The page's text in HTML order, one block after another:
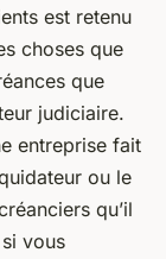
est retenu
choses que
que
judiciaire.
entreprise fait
ou le
qu’il
vous